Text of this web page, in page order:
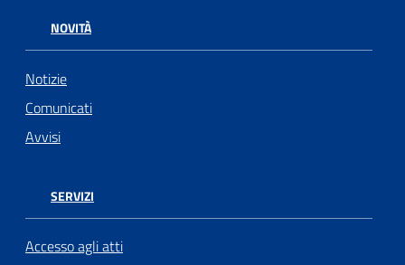
NOVITÀ
Notizie
Comunicati
Avvisi
SERVIZI
Accesso agli atti